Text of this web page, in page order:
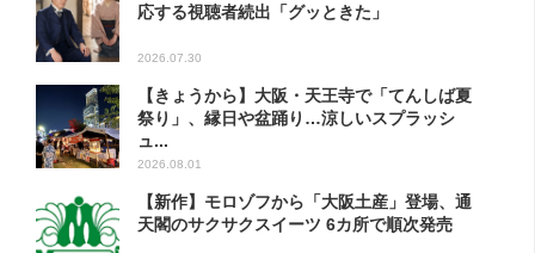
応する視聴者続出「グッときた」
2026.07.30
【きょうから】大阪・天王寺で「てんしば夏
祭り」、縁日や盆踊り…涼しいスプラッシ
ュ...
2026.08.01
【新作】モロゾフから「大阪土産」登場、通
天閣のサクサクスイーツ 6カ所で順次発売